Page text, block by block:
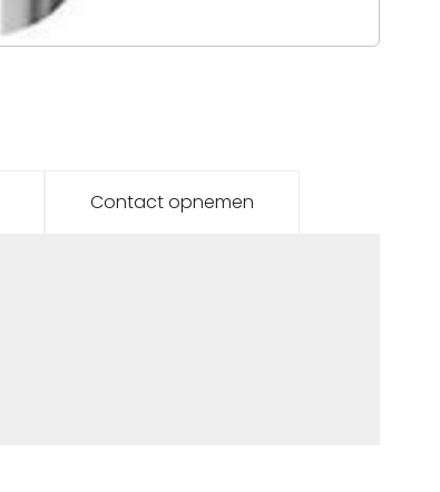
Contact opnemen